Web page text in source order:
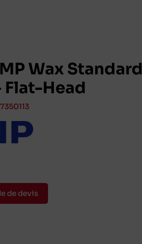
Wax
Flat-Head
de devis